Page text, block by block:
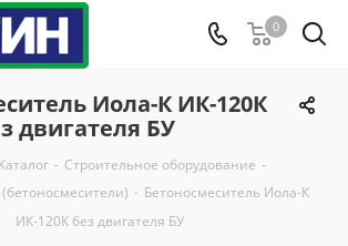
0
Иола-К ИК-120К
двигателя БУ
Каталог - Строительное оборудование -
- Бетоносмеситель Иола-К
ИК-120К без двигателя БУ